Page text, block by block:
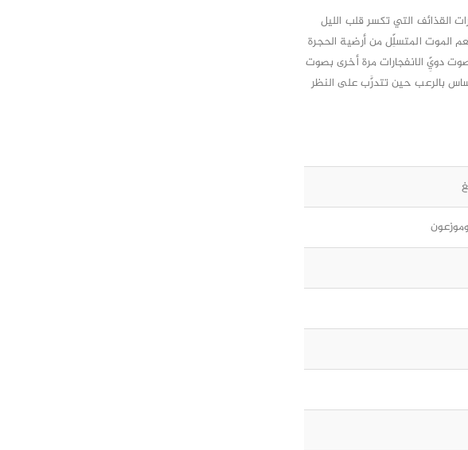
القذائف التي تكسر قلب الليل
الموت المتسلِّل من أرضية الحجرة
دويِّ الانفجارات مرة أخرى بصوت
بالرعب حين تتدرَّب على النظر